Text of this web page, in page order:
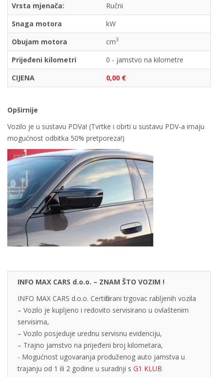
Vrsta mjenača:
Ručni
Snaga motora
kW
Obujam motora
cm3
Prijeđeni kilometri
0 - jamstvo na kilometre
CIJENA
0,00 €
Opširnije
Vozilo je u sustavu PDVa! (Tvrtke i obrti u sustavu PDV-a imaju
mogućnost odbitka 50% pretporeza!)
INFO MAX CARS d.o.o. – ZNAM ŠTO VOZIM !
INFO MAX CARS d.o.o. Certificirani trgovac rabljenih vozila
– Vozilo je kupljeno i redovito servisirano u ovlaštenim
servisima,
– Vozilo posjeduje urednu servisnu evidenciju,
– Trajno jamstvo na prijeđeni broj kilometara,
- Mogućnost ugovaranja produženog auto jamstva u
trajanju od 1 ili 2 godine u suradnji s G1 KLUB